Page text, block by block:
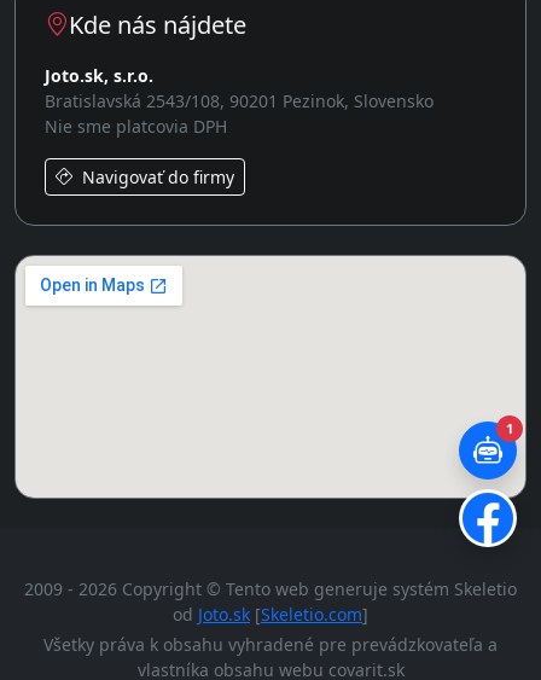
Kde nás nájdete
Joto.sk, s.r.o.
Bratislavská 2543/108, 90201 Pezinok, Slovensko
Nie sme platcovia DPH
Navigovať do firmy
2009 - 2026 Copyright © Tento web generuje systém Skeletio
od Joto.sk [Skeletio.com]
Všetky práva k obsahu vyhradené pre prevádzkovateľa a
vlastníka obsahu webu covarit.sk
1